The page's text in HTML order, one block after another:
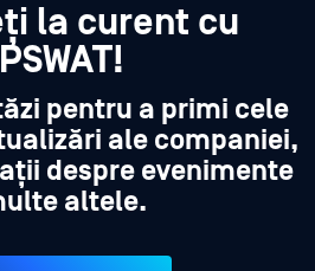
la curent cu
pentru a primi cele
ale companiei,
despre evenimente
altele.